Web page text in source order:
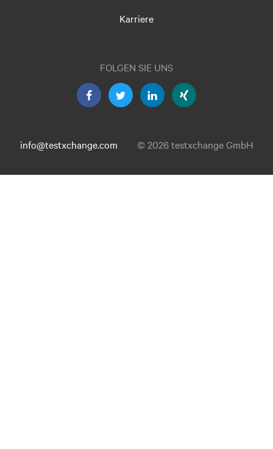
Karriere
FOLGEN SIE UNS
info@testxchange.com © 2026 testxchange GmbH